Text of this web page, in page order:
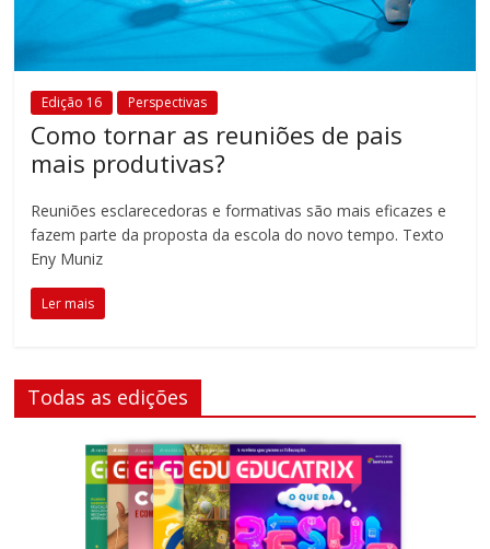
Edição 16 Perspectivas
Como tornar as reuniões de pais
mais produtivas?
Reuniões esclarecedoras e formativas são mais eficazes e
fazem parte da proposta da escola do novo tempo. Texto
Eny Muniz
Ler mais
Todas as edições